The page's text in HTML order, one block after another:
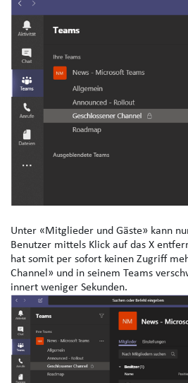
Unter «Mitglieder und Gäste» kann
Benutzer mittels Klick auf das X
hat somit per sofort keinen Zugriff
Channel» und in seinem Teams
innert weniger Sekunden.